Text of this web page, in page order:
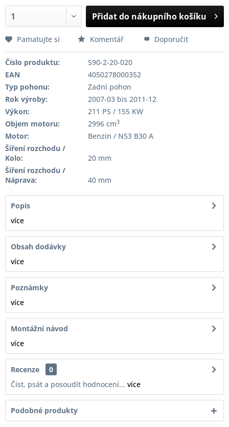
Přidat do nákupního košíku
Pamatujte si Komentář Doporučit
Číslo produktu:
S90-2-20-020
EAN
4050278000352
Typ pohonu:
Zadní pohon
Rok výroby:
2007-03 bis 2011-12
Výkon:
211 PS / 155 KW
Objem motoru:
2996 cm3
Motor:
Benzin / N53 B30 A
Šíření rozchodu /
Kolo:
20 mm
Šíření rozchodu /
Náprava:
40 mm
Popis
více
Obsah dodávky
více
Poznámky
více
Montážní návod
více
Recenze
0
Číst, psát a posoudít hodnocení... více
Podobné produkty